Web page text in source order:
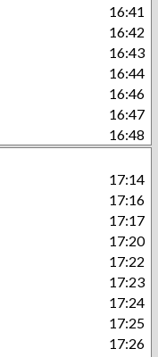
16:41
16:42
16:43
16:44
16:46
16:47
16:48
17:14
17:16
17:17
17:20
17:22
17:23
17:24
17:25
17:26